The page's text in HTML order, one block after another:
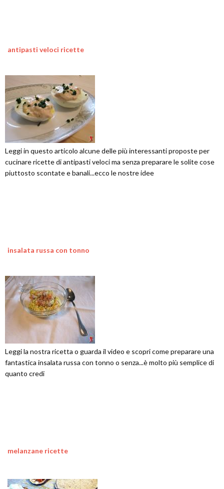
antipasti veloci ricette
Leggi in questo articolo alcune delle più interessanti proposte per
cucinare ricette di antipasti veloci ma senza preparare le solite cose
piuttosto scontate e banali...ecco le nostre idee
insalata russa con tonno
Leggi la nostra ricetta o guarda il video e scopri come preparare una
fantastica insalata russa con tonno o senza...è molto più semplice di
quanto credi
melanzane ricette